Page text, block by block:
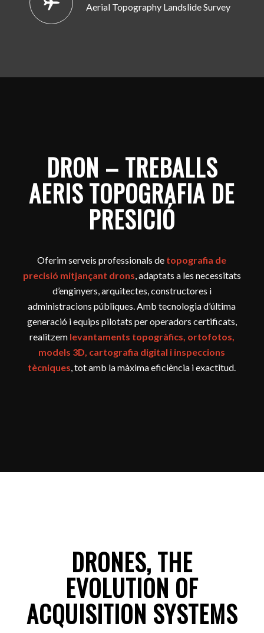
Aerial Topography Landslide Survey
DRON – TREBALLS
AERIS TOPOGRAFIA DE
PRESICIÓ
Oferim serveis professionals de topografia de
precisió mitjançant drons , adaptats a les necessitats
d’enginyers, arquitectes, constructores i
administracions públiques. Amb tecnologia d’última
generació i equips pilotats per operadors certificats,
realitzem levantaments topogràfics, ortofotos,
models 3D, cartografia digital i inspeccions
tècniques , tot amb la màxima eficiència i exactitud.
DRONES, THE
EVOLUTION OF
ACQUISITION SYSTEMS